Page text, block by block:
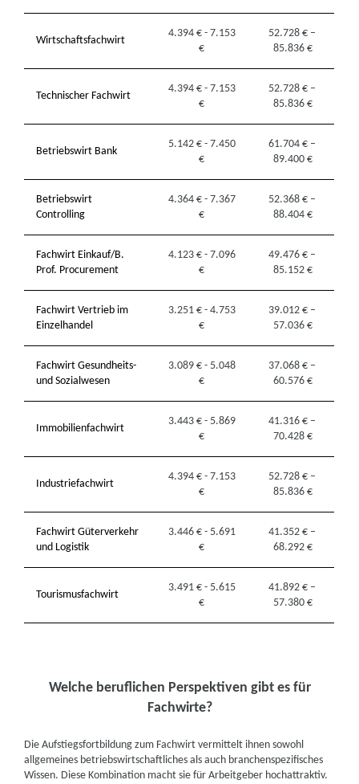
Wirtschaftsfachwirt
4.394 € - 7.153
€
52.728 € –
85.836 €
Technischer Fachwirt
4.394 € - 7.153
€
52.728 € –
85.836 €
Betriebswirt Bank
5.142 € - 7.450
€
61.704 € –
89.400 €
Betriebswirt
Controlling
4.364 € - 7.367
€
52.368 € –
88.404 €
Fachwirt Einkauf/B.
Prof. Procurement
4.123 € - 7.096
€
49.476 € –
85.152 €
Fachwirt Vertrieb im
Einzelhandel
3.251 € - 4.753
€
39.012 € –
57.036 €
Fachwirt Gesundheits-
und Sozialwesen
3.089 € - 5.048
€
37.068 € –
60.576 €
Immobilienfachwirt
3.443 € - 5.869
€
41.316 € –
70.428 €
Industriefachwirt
4.394 € - 7.153
€
52.728 € –
85.836 €
Fachwirt Güterverkehr
und Logistik
3.446 € - 5.691
€
41.352 € –
68.292 €
Tourismusfachwirt
3.491 € - 5.615
€
41.892 € –
57.380 €
Welche beruflichen Perspektiven gibt es für
Fachwirte?
Die Aufstiegsfortbildung zum Fachwirt vermittelt ihnen sowohl
allgemeines betriebswirtschaftliches als auch branchenspezifisches
Wissen. Diese Kombination macht sie für Arbeitgeber hochattraktiv.